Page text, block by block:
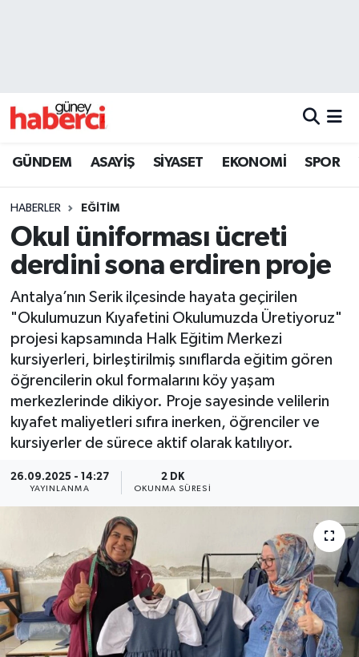
GÜNDEM ASAYİŞ SİYASET EKONOMİ SPOR
HABERLER EĞİTİM
Okul üniforması ücreti
derdini sona erdiren proje
Antalya’nın Serik ilçesinde hayata geçirilen
"Okulumuzun Kıyafetini Okulumuzda Üretiyoruz"
projesi kapsamında Halk Eğitim Merkezi
kursiyerleri, birleştirilmiş sınıflarda eğitim gören
öğrencilerin okul formalarını köy yaşam
merkezlerinde dikiyor. Proje sayesinde velilerin
kıyafet maliyetleri sıfıra inerken, öğrenciler ve
kursiyerler de sürece aktif olarak katılıyor.
26.09.2025 - 14:27
YAYINLANMA
2 DK
OKUNMA SÜRESI
Beyoğlu Trafik Yoğunluk Haritası
Son Dakika Haberleri
Haber Arşivi